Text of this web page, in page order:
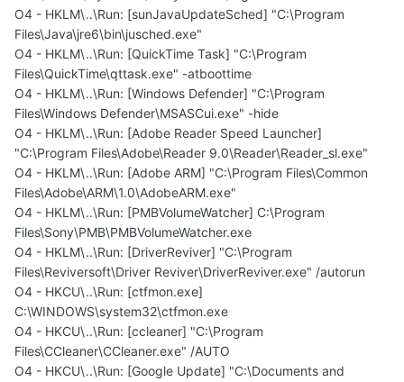
O4 - HKLM\..\Run: [sunJavaUpdateSched] "C:\Program
Files\Java\jre6\bin\jusched.exe"
O4 - HKLM\..\Run: [QuickTime Task] "C:\Program
Files\QuickTime\qttask.exe" -atboottime
O4 - HKLM\..\Run: [Windows Defender] "C:\Program
Files\Windows Defender\MSASCui.exe" -hide
O4 - HKLM\..\Run: [Adobe Reader Speed Launcher]
"C:\Program Files\Adobe\Reader 9.0\Reader\Reader_sl.exe"
O4 - HKLM\..\Run: [Adobe ARM] "C:\Program Files\Common
Files\Adobe\ARM\1.0\AdobeARM.exe"
O4 - HKLM\..\Run: [PMBVolumeWatcher] C:\Program
Files\Sony\PMB\PMBVolumeWatcher.exe
O4 - HKLM\..\Run: [DriverReviver] "C:\Program
Files\Reviversoft\Driver Reviver\DriverReviver.exe" /autorun
O4 - HKCU\..\Run: [ctfmon.exe]
C:\WINDOWS\system32\ctfmon.exe
O4 - HKCU\..\Run: [ccleaner] "C:\Program
Files\CCleaner\CCleaner.exe" /AUTO
O4 - HKCU\..\Run: [Google Update] "C:\Documents and